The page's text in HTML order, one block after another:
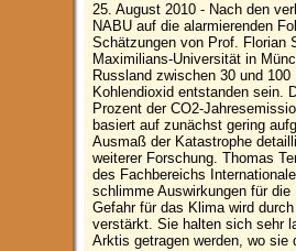
25. August 2010 - Nach den
NABU auf die alarmierenden
Schätzungen von Prof. Florian
Maximilians-Universität in
Russland zwischen 30 und
Kohlendioxid entstanden sein.
Prozent der CO2-
basiert auf zunächst gering
Ausmaß der Katastrophe
weiterer Forschung. Thomas
des Fachbereichs
schlimme Auswirkungen für
Gefahr für das Klima wird
verstärkt. Sie halten sich sehr
Arktis getragen werden, wo sie